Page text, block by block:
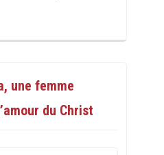
une femme
du Christ